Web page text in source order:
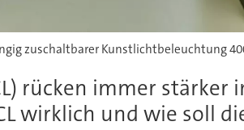
zuschaltbarer Kunstlichtbeleuchtung
rücken immer stärker
wirklich und wie soll